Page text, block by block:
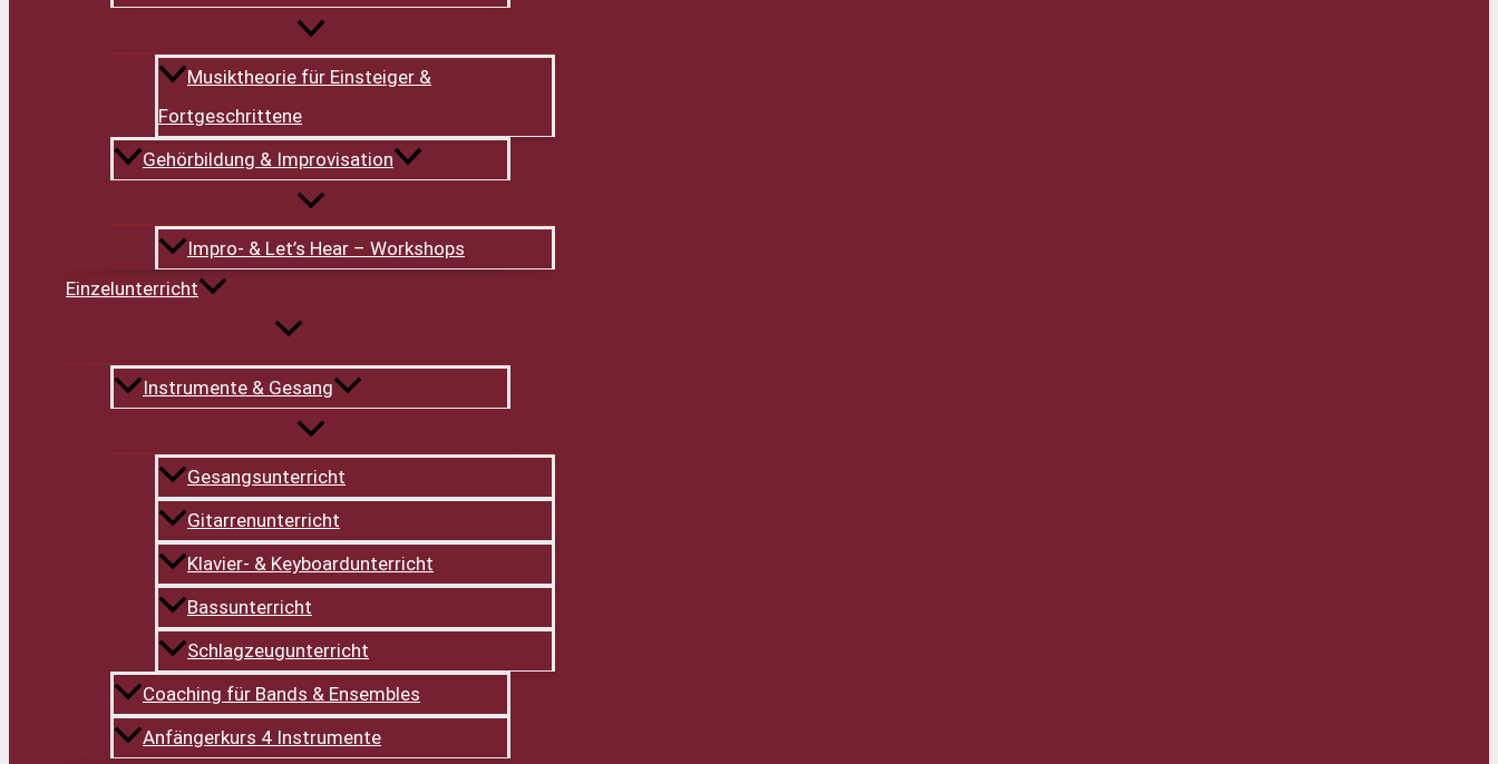
Musiktheorie für Einsteiger &
Fortgeschrittene
Gehörbildung & Improvisation
Impro- & Let’s Hear – Workshops
Einzelunterricht
Instrumente & Gesang
Gesangsunterricht
Gitarrenunterricht
Klavier- & Keyboardunterricht
Bassunterricht
Schlagzeugunterricht
Coaching für Bands & Ensembles
Anfängerkurs 4 Instrumente